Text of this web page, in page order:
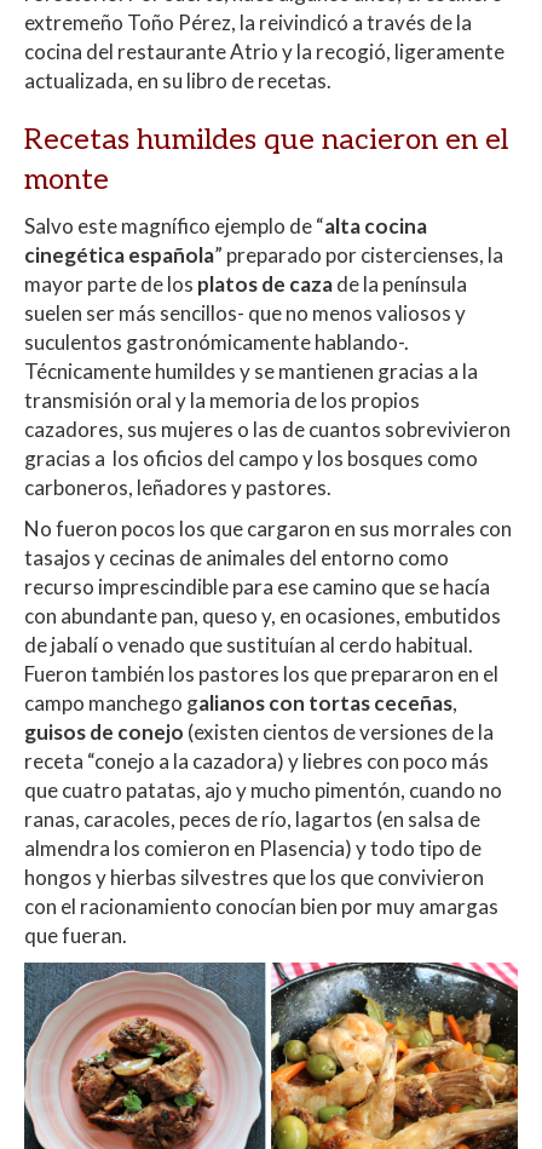
extremeño Toño Pérez, la reivindicó a través de la
cocina del restaurante Atrio y la recogió, ligeramente
actualizada, en su libro de recetas.
Recetas humildes que nacieron en el
monte
Salvo este magnífico ejemplo de “alta cocina
cinegética española” preparado por cistercienses, la
mayor parte de los platos de cazade la península
suelen ser más sencillos- que no menos valiosos y
suculentos gastronómicamente hablando-.
Técnicamente humildes y se mantienen gracias a la
transmisión oral y la memoria de los propios
cazadores, sus mujeres o las de cuantos sobrevivieron
gracias a los oficios del campo y los bosques como
carboneros, leñadores y pastores.
No fueron pocos los que cargaron en sus morrales con
tasajos y cecinas de animales del entorno como
recurso imprescindible para ese camino que se hacía
con abundante pan, queso y, en ocasiones, embutidos
de jabalí o venado que sustituían al cerdo habitual.
Fueron también los pastores los que prepararon en el
campo manchego galianos con tortas ceceñas,
guisos de conejo (existen cientos de versiones de la
receta “conejo a la cazadora) y liebres con poco más
que cuatro patatas, ajo y mucho pimentón, cuando no
ranas, caracoles, peces de río, lagartos (en salsa de
almendra los comieron en Plasencia) y todo tipo de
hongos y hierbas silvestres que los que convivieron
con el racionamiento conocían bien por muy amargas
que fueran.